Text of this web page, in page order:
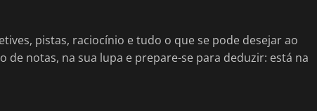
pistas, raciocínio e tudo o que se pode desejar ao
de notas, na sua lupa e prepare-se para deduzir: está na